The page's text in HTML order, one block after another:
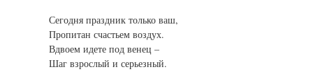
Сегодня праздник только ваш,
Пропитан счастьем воздух.
Вдвоем идете под венец –
Шаг взрослый и серьезный.